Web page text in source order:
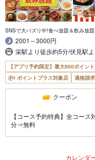
SNSで大バズリ中!食べ放題＆飲み放
2001～3000円
栄駅より徒歩約5分/伏見駅
【アプリ予約限定】最大800ポイン
ポイントプラス対象店
適格請
クーポン
【コース予約特典】全コー
分⇒無料
カレンダ